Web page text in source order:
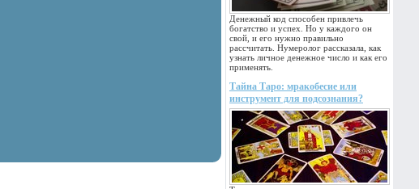
Денежный код способен привлечь
богатство и успех. Но у каждого он
свой, и его нужно правильно
рассчитать. Нумеролог рассказала, как
узнать личное денежное число и как его
применять.
Тайна Таро: мракобесие или
инструмент для подсознания?